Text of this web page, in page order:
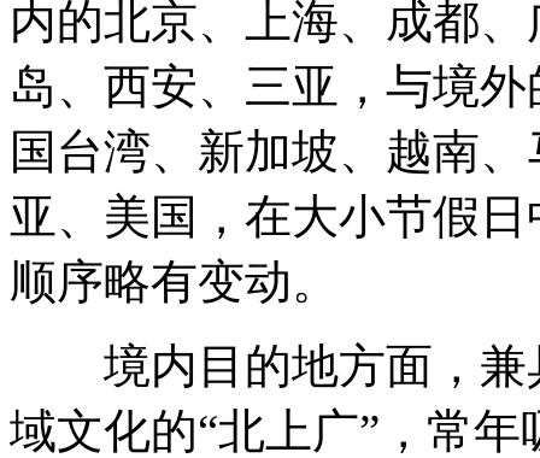
内的北京、上海、成都
岛、西安、三亚，与境
国台湾、新加坡、越南
亚、美国，在大小节假
顺序略有变动。
境内目的地方面，兼
域文化的“北上广”，常